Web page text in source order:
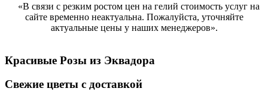
«В связи с резким ростом цен на гелий стоимость услуг на
сайте временно неактуальна. Пожалуйста, уточняйте
актуальные цены у наших менеджеров».
Красивые Розы из Эквадора
Свежие цветы с доставкой